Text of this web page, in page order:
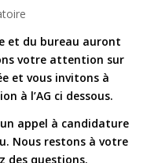
et du bureau auront
votre attention sur
et vous invitons à
à l’AG ci dessous.
appel à candidature
Nous restons à votre
des questions.